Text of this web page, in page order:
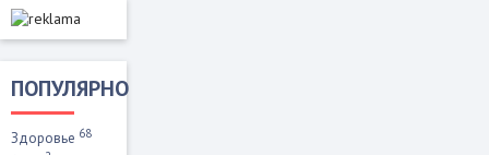
ПОПУЛЯРНО
Здоровье 68